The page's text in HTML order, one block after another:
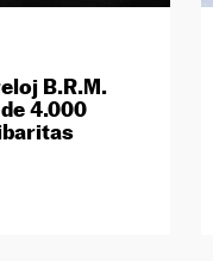
B.R.M.
4.000